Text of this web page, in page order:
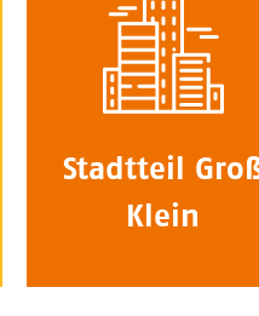
Stadtteil
Klein